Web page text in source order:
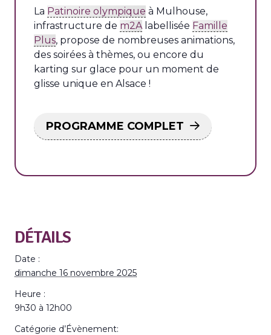
La Patinoire olympique à Mulhouse,
infrastructure de m2A labellisée Famille
Plus, propose de nombreuses animations,
des soirées à thèmes, ou encore du
karting sur glace pour un moment de
glisse unique en Alsace !
PROGRAMME COMPLET
DÉTAILS
Date :
dimanche 16 novembre 2025
Heure :
9h30 à 12h00
Catégorie d’Évènement: